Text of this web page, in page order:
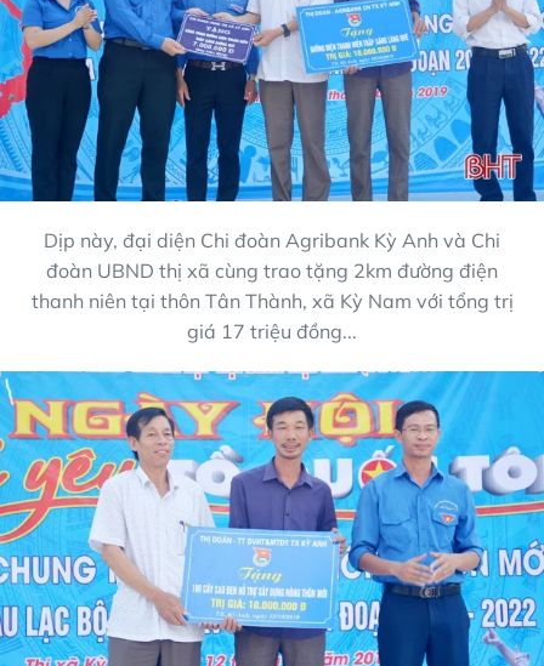
Dịp này, đại diện Chi đoàn Agribank Kỳ Anh và Chi
đoàn UBND thị xã cùng trao tặng 2km đường điện
thanh niên tại thôn Tân Thành, xã Kỳ Nam với tổng trị
giá 17 triệu đồng...